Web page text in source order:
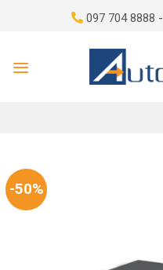
097 704 8888 -
-50%